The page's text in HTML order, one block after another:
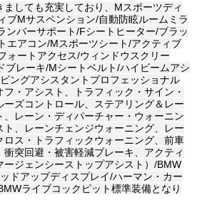
しても充実しており、Mスポーツディ
ブMサスペンション/自動防眩ルームミラ
ンバーサポート/Fシートヒーター/ブラッ
エアコン/Mスポーツシート/アクティブ
ォートアクセス/ウィンドウスクリー
ブレーキ/Mシートベルト/ハイビームアシ
ングアシスタントプロフェッショナル
フ・アシスト、トラフィック・サイン・
ズコントロール、ステアリング＆レー
、レーン・ディパーチャー・ウォーニン
、レーンチェンジウォーニング、レー
ロス・トラフィックウォーニング、前車
突回避・被害軽減ブレーキ、アクティ
ージェンシーストップアシスト）/BMW
ドアップディスプレイ/ハーマン・カー
ライブコックピット標準装備となり